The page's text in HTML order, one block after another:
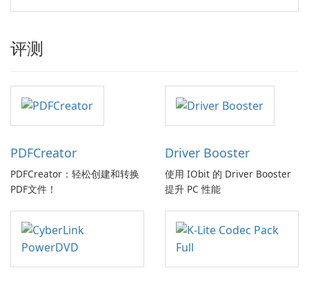
评测
PDFCreator
PDFCreator：轻松创建和转换
PDF文件！
Driver Booster
使用 IObit 的 Driver Booster
提升 PC 性能